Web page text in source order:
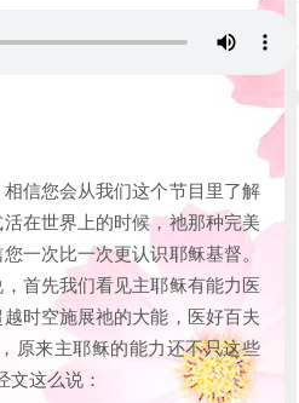
信您会从我们这个节目里了解
在世界上的时候，祂那种完美
一次比一次更认识耶稣基督。
首先我们看见主耶稣有能力医
时空施展祂的大能，医好百夫
原来主耶稣的能力还不只这些
这么说：